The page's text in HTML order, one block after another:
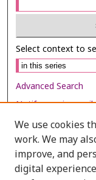
Select context to
Advanced Search
Notify me via
Browse
Collections
Disciplines
We use cookies
work. We may
improve, and
digital